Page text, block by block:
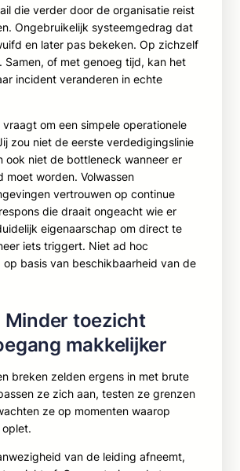
die verder door de organisatie reist
Ongebruikelijk systeemgedrag dat
en later pas bekeken. Op zichzelf
Samen, of met genoeg tijd, kan het
incident veranderen in echte
om een simpele operationele
zou niet de eerste verdedigingslinie
ook niet de bottleneck wanneer er
moet worden. Volwassen
vertrouwen op continue
die draait ongeacht wie er
eigenaarschap om direct te
iets triggert. Niet ad hoc
op basis van beschikbaarheid van de
Minder toezicht
makkelijker
breken zelden ergens in met brute
ze zich aan, testen ze grenzen
ze op momenten waarop
van de leiding afneemt,